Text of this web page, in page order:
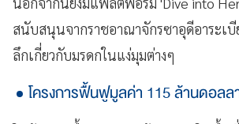
สนับสนุนจากราชอาณาจักรซาอุดีอาระเบี
ลึกเกี่ยวกับมรดกในแง่มุมต่างๆ
โครงการฟื้นฟูมูลค่า 115 ล้านดอลล